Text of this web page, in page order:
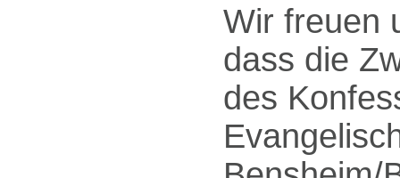
Wir freuen
dass die
des